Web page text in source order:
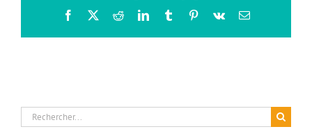
Facebook
X RedditLinkedInTumblrPinterest
Vk Email
Rechercher: